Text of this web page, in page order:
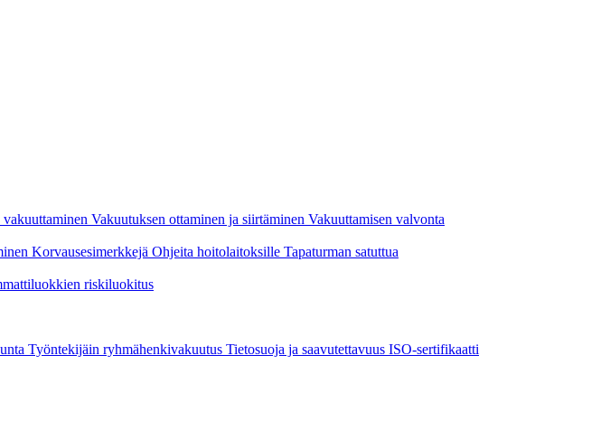
Vakuutuksen ottaminen ja siirtäminen Vakuuttamisen valvonta
Korvausesimerkkejä Ohjeita hoitolaitoksille Tapaturman satuttua
riskiluokitus
Työntekijäin ryhmähenkivakuutus Tietosuoja ja saavutettavuus ISO-sertifikaatti